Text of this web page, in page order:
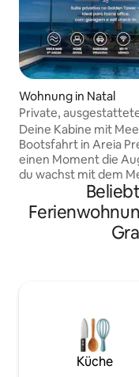
Wohnung in Natal
Private,
Meerblick und Garage
Deine Kabine mit
Bootsfahrt in Areia
einen Moment die
du wachst mit dem
sanfte Licht, das
das Rauschen der
und das einzigartige
Schiffskabine zu
hohen Etage mit
diejenigen, die
Zweckmäßigkeit
Küche